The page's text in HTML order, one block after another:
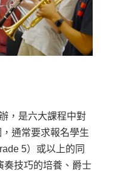
，是六大課程中對
通常要求報名學生
5）或以上的同
奏技巧的培養、爵士